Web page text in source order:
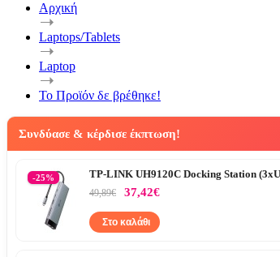
Αρχική
Laptops/Tablets
Laptop
Το Προϊόν δε βρέθηκε!
Συνδύασε & κέρδισε έκπτωση!
-25% TP-LINK UH9120C Docking Station
49,89€ 37,42€
Στο καλάθι